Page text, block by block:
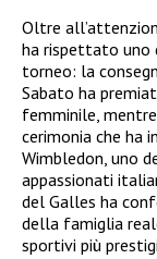
Oltre
ha rispettato uno
torneo: la
Sabato ha
femminile,
cerimonia che ha
Wimbledon, uno
appassionati
del Galles ha
della famiglia
sportivi più